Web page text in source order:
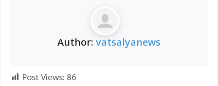
Author: vatsalyanews
Post Views: 86